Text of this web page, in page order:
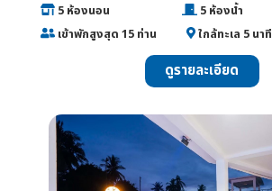
5 ห้องนอน ________________
5 ห้องน้ำ
เข้าพักสูงสุด 15 ท่าน ______ ใกล้ทะเล 5 นาที
ดูรายละเอียด